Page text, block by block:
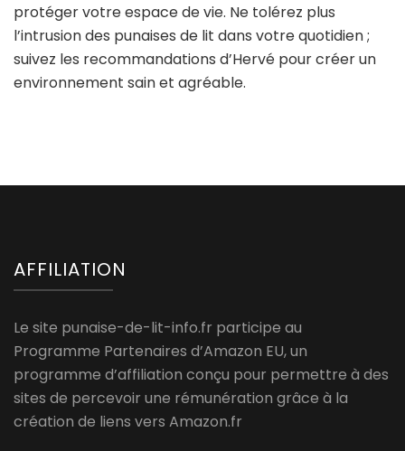
protéger votre espace de vie. Ne tolérez plus
l’intrusion des punaises de lit dans votre quotidien ;
suivez les recommandations d’Hervé pour créer un
environnement sain et agréable.
AFFILIATION
Le site punaise-de-lit-info.fr participe au
Programme Partenaires d’Amazon EU, un
programme d’affiliation conçu pour permettre à des
sites de percevoir une rémunération grâce à la
création de liens vers Amazon.fr